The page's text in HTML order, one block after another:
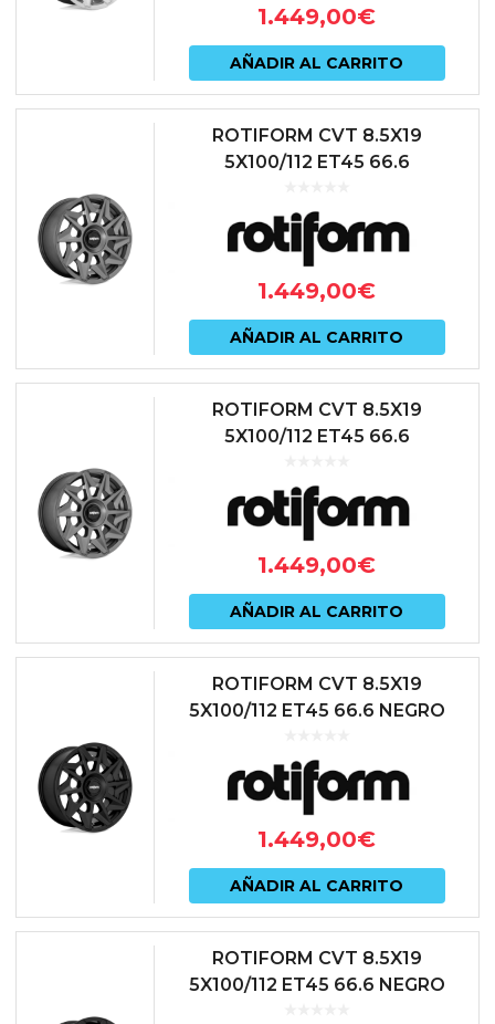
1.449,00€
AÑADIR AL CARRITO
ROTIFORM CVT 8.5X19
5X100/112 ET45 66.6
1.449,00€
AÑADIR AL CARRITO
ROTIFORM CVT 8.5X19
5X100/112 ET45 66.6
1.449,00€
AÑADIR AL CARRITO
ROTIFORM CVT 8.5X19
5X100/112 ET45 66.6 NEGRO
1.449,00€
AÑADIR AL CARRITO
ROTIFORM CVT 8.5X19
5X100/112 ET45 66.6 NEGRO